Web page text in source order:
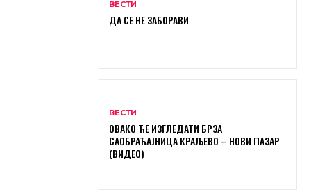
ВЕСТИ
ДА СЕ НЕ ЗАБОРАВИ
ВЕСТИ
ОВАКО ЋЕ ИЗГЛЕДАТИ БРЗА
САОБРАЋАЈНИЦА КРАЉЕВО – НОВИ ПАЗАР
(ВИДЕО)